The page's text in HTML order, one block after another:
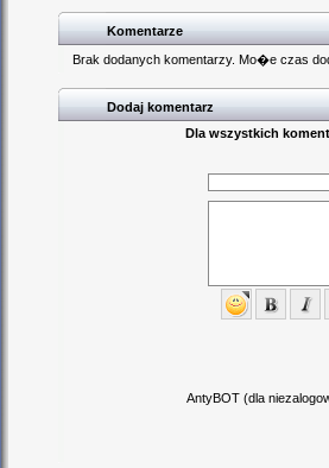
Komentarze
Brak dodanych komentarzy. Mo�e czas
Dodaj komentarz
Dla wszystkich
AntyBOT (dla